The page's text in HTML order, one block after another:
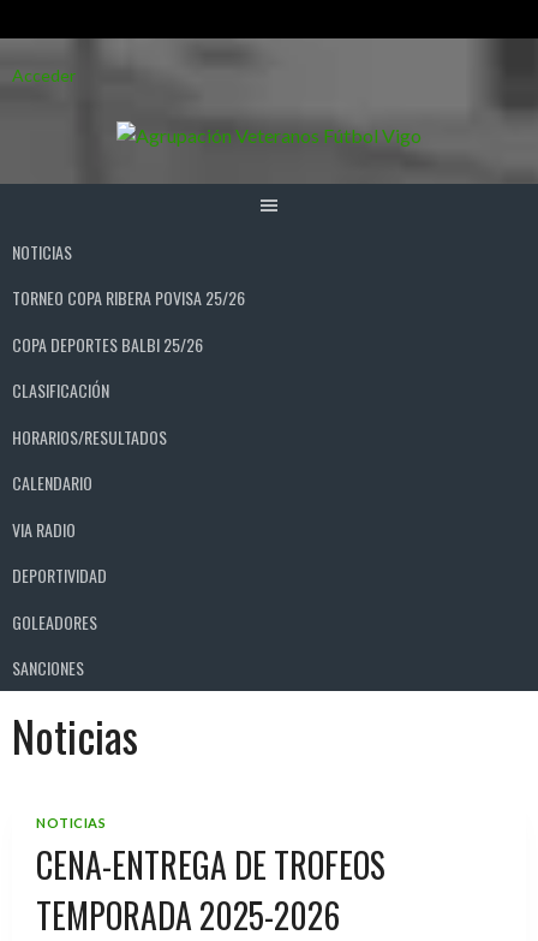
alAcceder
NOTICIAS
TORNEO COPA RIBERA POVISA 25/26
COPA DEPORTES BALBI 25/26
CLASIFICACIÓN
HORARIOS/RESULTADOS
CALENDARIO
VIA RADIO
DEPORTIVIDAD
GOLEADORES
SANCIONES
Noticias
NOTICIAS
CENA-ENTREGA DE TROFEOS
TEMPORADA 2025-2026